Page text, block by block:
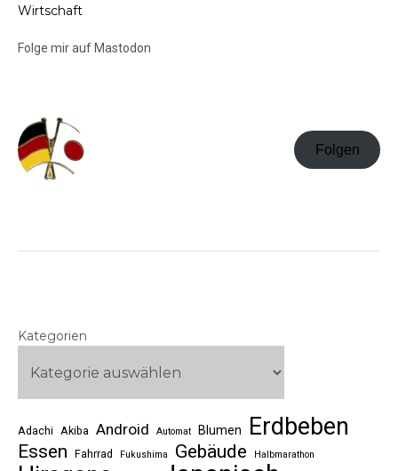
Wirtschaft
Folge mir auf Mastodon
Folgen
Kategorien
Adachi Akiba Android Automat Blumen Erdbeben
Essen Fahrrad Fukushima Gebäude Halbmarathon